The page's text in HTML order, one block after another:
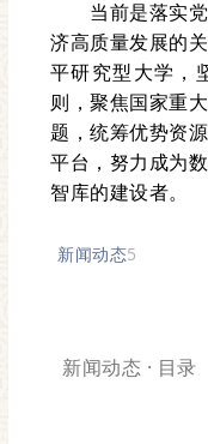
当前是落实
济高质量发展的
平研究型大学，
则，聚焦国家重
题，统筹优势资
平台，努力成为
智库的建设者。
新闻动态5
新闻动态 · 目录